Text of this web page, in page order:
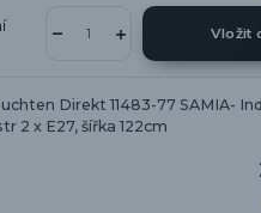
Vložit
Direkt 11483-77 SAMIA-
2 x E27, šířka 122cm